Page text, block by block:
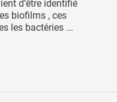
d’être identifié
biofilms , ces
les bactéries ...